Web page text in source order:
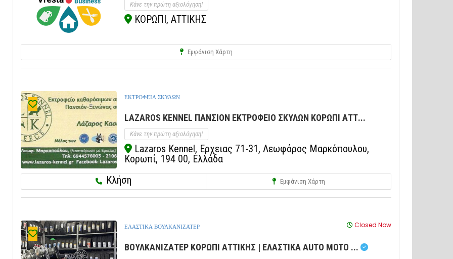
Κάνε την πρώτη αξιολόγηση!
ΚΟΡΩΠΙ, ΑΤΤΙΚΗΣ
Εμφάνιση Χάρτη
ΕΚΤΡΟΦΕΙΑ ΣΚΥΛΩΝ
LAZAROS KENNEL ΠΑΝΣΙΟΝ ΕΚΤΡΟΦΕΙΟ ΣΚΥΛΩΝ ΚΟΡΩΠΙ ΑΤΤ...
Κάνε την πρώτη αξιολόγηση!
Lazaros Kennel, Ερχειας 71-31, Λεωφόρος Μαρκόπουλου,
Κορωπί, 194 00, Ελλάδα
Κλήση
Εμφάνιση Χάρτη
ΕΛΑΣΤΙΚΑ ΒΟΥΛΚΑΝΙΖΑΤΕΡ Closed Now
ΒΟΥΛΚΑΝΙΖΑΤΕΡ ΚΟΡΩΠΙ ΑΤΤΙΚΗΣ | ΕΛΑΣΤΙΚΑ AUTO MOTO ...